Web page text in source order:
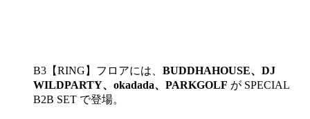
B3【RING】フロアには、 BUDDHAHOUSE、DJ
WILDPARTY、okadada、PARKGOLF が SPECIAL
B2B SET で登場。